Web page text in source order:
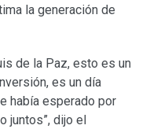
la generación de
de la Paz, esto es un
es un día
había esperado por
juntos”, dijo el